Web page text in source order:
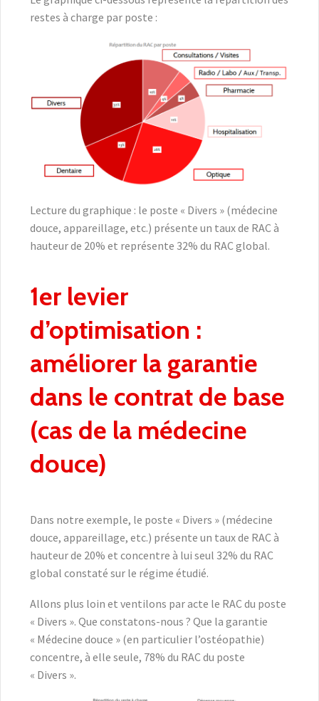
restes à charge par poste :
Lecture du graphique : le poste « Divers » (médecine
douce, appareillage, etc.) présente un taux de RAC à
hauteur de 20% et représente 32% du RAC global.
1er levier
d’optimisation :
améliorer la garantie
dans le contrat de base
(cas de la médecine
douce)
Dans notre exemple, le poste « Divers » (médecine
douce, appareillage, etc.) présente un taux de RAC à
hauteur de 20% et concentre à lui seul 32% du RAC
global constaté sur le régime étudié.
Allons plus loin et ventilons par acte le RAC du poste
« Divers ». Que constatons-nous ? Que la garantie
« Médecine douce » (en particulier l’ostéopathie)
concentre, à elle seule, 78% du RAC du poste
« Divers ».